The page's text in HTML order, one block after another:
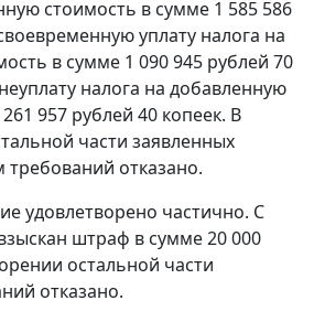
стоимость в сумме 1 585 586
уплату налога на
в сумме 1 090 945 рублей 70
налога на добавленную
957 рублей 40 копеек. В
части заявленных
отказано.
удовлетворено частично. С
штраф в сумме 20 000
остальной части
отказано.